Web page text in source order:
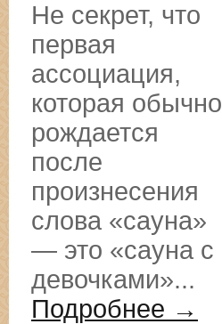
Не секрет, что
первая
ассоциация,
которая обычно
рождается
после
произнесения
слова «сауна»
— это «сауна с
девочками»...
Подробнее →